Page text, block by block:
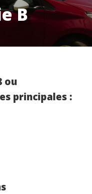
B
ou
principales :